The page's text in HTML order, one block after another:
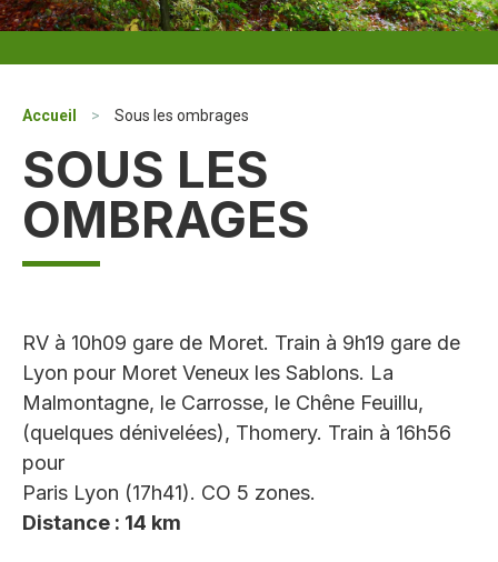
Accueil > Sous les ombrages
SOUS LES
OMBRAGES
RV à 10h09 gare de Moret. Train à 9h19 gare de
Lyon pour Moret Veneux les Sablons. La
Malmontagne, le Carrosse, le Chêne Feuillu,
(quelques dénivelées), Thomery. Train à 16h56
pour
Paris Lyon (17h41). CO 5 zones.
Distance : 14 km